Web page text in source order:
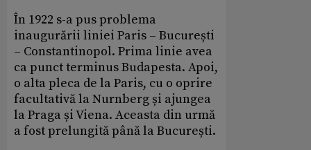
În 1922 s-a pus problema
inaugurării liniei Paris – București
– Constantinopol. Prima linie avea
ca punct terminus Budapesta. Apoi,
o alta pleca de la Paris, cu o oprire
facultativă la Nurnberg și ajungea
la Praga și Viena. Aceasta din urmă
a fost prelungită până la București.